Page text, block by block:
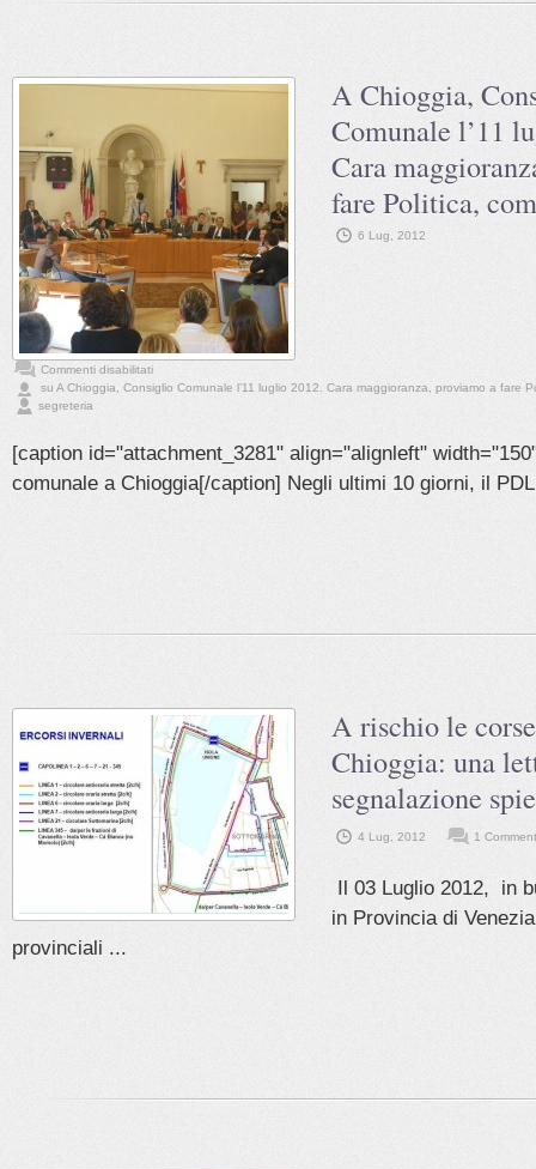
A Chioggia,
Comunale l’11
Cara
fare Politica,
6 Lug, 2012
Commenti disabilitati
su A Chioggia, Consiglio Comunale l’11 luglio 2012. Cara maggioranza, proviamo a fare
segreteria
[caption id="attachment_3281" align="alignleft"
comunale a Chioggia[/caption] Negli ultimi 10 giorni, il
A rischio le
Chioggia: una
segnalazione
4 Lug, 2012 1
Il 03 Luglio 2012, in
in Provincia di
provinciali ...